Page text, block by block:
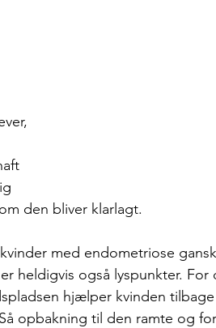
den bliver klarlagt.
med endometriose
heldigvis også lyspunkter. For
hjælper kvinden
opbakning til den ramte og